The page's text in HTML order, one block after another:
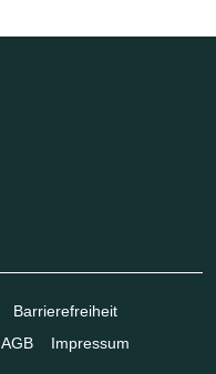
Barrierefreiheit
AGB Impressum